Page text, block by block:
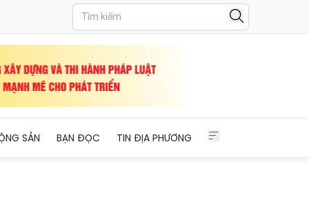
SẢN BẠN ĐỌC TIN ĐỊA PHƯƠNG